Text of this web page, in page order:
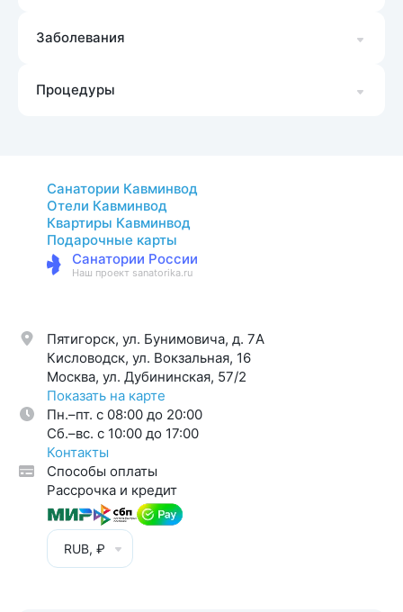
Заболевания
Процедуры
Санатории Кавминвод
Отели Кавминвод
Квартиры Кавминвод
Подарочные карты
Санатории России
Наш проект sanatorika.ru
Пятигорск, ул. Бунимовича, д. 7A
Кисловодск, ул. Вокзальная, 16
Москва, ул. Дубининская, 57/2
Показать на карте
Пн.–пт. с 08:00 до 20:00
Cб.–вс. с 10:00 до 17:00
Контакты
Способы оплаты
Рассрочка и кредит
RUB, ₽